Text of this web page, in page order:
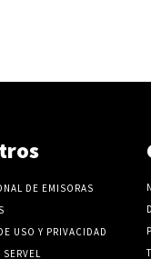
DE EMISORAS
USO Y PRIVACIDAD
SERVEL